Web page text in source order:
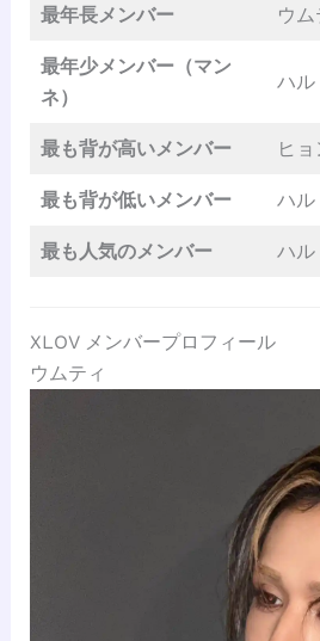
最年長メンバー ウム
最年少メンバー（マン
ネ）
ハル
最も背が高いメンバー ヒョ
最も背が低いメンバー ハル
最も人気のメンバー ハル
XLOV メンバープロフィール
ウムティ